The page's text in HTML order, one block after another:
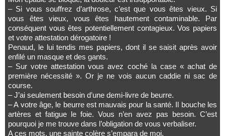
– Si vous souffrez d’arthrose, c’est que vous êtes vieux. Si
vous êtes vieux, vous êtes hautement contaminable. Par
conséquent vous êtes potentiellement contagieux. Vos papiers
et votre attestation dérogatoire !
Penaud, le lui tendis mes papiers, dont il se saisit après avoir
enfilé un masque et des gants.
– Sur votre attestation vous avez coché la case « achat de
première nécessité ». Or je ne vois aucun caddie ni sac de
course.
– J’ai seulement besoin d’une demi-livre de beurre.
– A votre âge, le beurre est mauvais pour la santé. Il bouche les
artères et fatigue le foie. Vous n’en avez pas besoin. C’est
pourquoi je me trouve dans l’obligation de vous verbaliser.
A ces mots, une sainte colère s’empara de moi.